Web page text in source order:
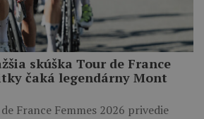
skúška Tour de France
čaká legendárny Mont
France Femmes 2026 privedie